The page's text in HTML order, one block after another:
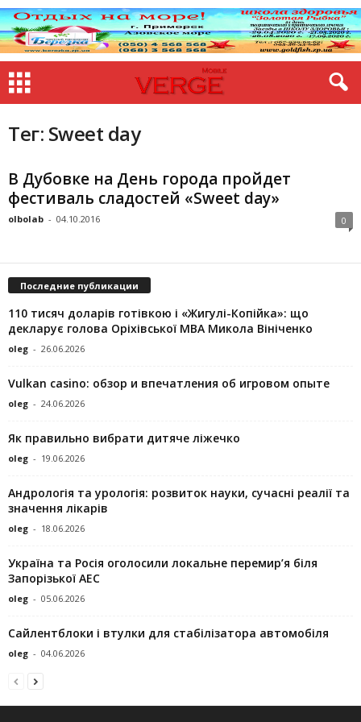
Тег: Sweet day
В Дубовке на День города пройдет
фестиваль сладостей «Sweet day»
olbolab - 04.10.2016 0
Последние публикации
110 тисяч доларів готівкою і «Жигулі-Копійка»: що
декларує голова Оріхівської МВА Микола Вініченко
oleg - 26.06.2026
Vulkan casino: обзор и впечатления об игровом опыте
oleg - 24.06.2026
Як правильно вибрати дитяче ліжечко
oleg - 19.06.2026
Андрологія та урологія: розвиток науки, сучасні реалії та
значення лікарів
oleg - 18.06.2026
Україна та Росія оголосили локальне перемир’я біля
Запорізької АЕС
oleg - 05.06.2026
Сайлентблоки і втулки для стабілізатора автомобіля
oleg - 04.06.2026